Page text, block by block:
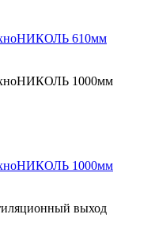
610мм
1000мм
1000мм
выход